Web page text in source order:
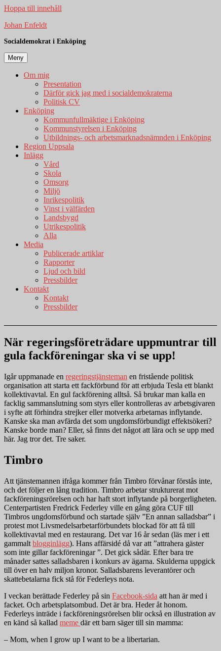
Hoppa till innehåll
Johan Enfeldt
Socialdemokrat i Enköping
Meny
Om mig
Presentation
Därför gick jag med i socialdemokraterna
Politisk CV
Enköping
Kommunfullmäktige i Enköping
Kommunstyrelsen i Enköping
Utbildnings- och arbetsmarknadsnämnden i Enköping
Region Uppsala
Inlägg
Vård
Skola
Omsorg
Miljö
Inrikespolitik
Vinst i välfärden
Landsbygd
Utrikespolitik
Alla
Media
Publicerade artiklar
Rapporter
Ljud och bild
Pressbilder
Kontakt
Kontakt
Pressbilder
När regeringsföreträdare uppmuntrar till
gula fackföreningar ska vi se upp!
Igår uppmanade en regeringstjänsteman en fristående politisk
organisation att starta ett fackförbund för att erbjuda Tesla ett blankt
kollektivavtal. En gul fackförening alltså. Så brukar man kalla en
facklig sammanslutning som styrs eller kontrolleras av arbetsgivaren
i syfte att förhindra strejker eller motverka arbetarnas inflytande.
Kanske ska man avfärda det som ungdomsförbundigt effektsökeri?
Kanske borde man? Eller, så finns det något att lära och se upp med
här. Jag tror det. Tre saker.
Timbro
Att tjänstemannen ifråga kommer från Timbro förvånar förstås inte,
och det följer en lång tradition. Timbro arbetar strukturerat mot
fackföreningsrörelsen och har haft stort inflytande på borgerligheten.
Centerpartisten Fredrick Federley ville en gång göra CUF till
Timbros ungdomsförbund och startade själv ”En annan salladsbar” i
protest mot Livsmedelsarbetarförbundets blockad för att få till
kollektivavtal med en restaurang. Det var 16 år sedan (läs mer i ett
gammalt blogginlägg). Hans affärsidé då var att ”attrahera gäster
som inte gillar fackföreningar ”. Det gick sådär. Efter bara tre
månader sattes salladsbaren i konkurs av ägarna. Skulderna uppgick
till över en halv miljon kronor. Salladsbarens leverantörer och
skattebetalarna fick stå för Federleys nota.
I veckan berättade Federley på sin Facebook-sida att han är med i
facket. Och arbetsplatsombud. Det är bra. Heder åt honom.
Federleys inträde i fackföreningsrörelsen blir också en illustration av
en känd så kallad meme där ett barn säger till sin mamma:
– Mom, when I grow up I want to be a libertarian.